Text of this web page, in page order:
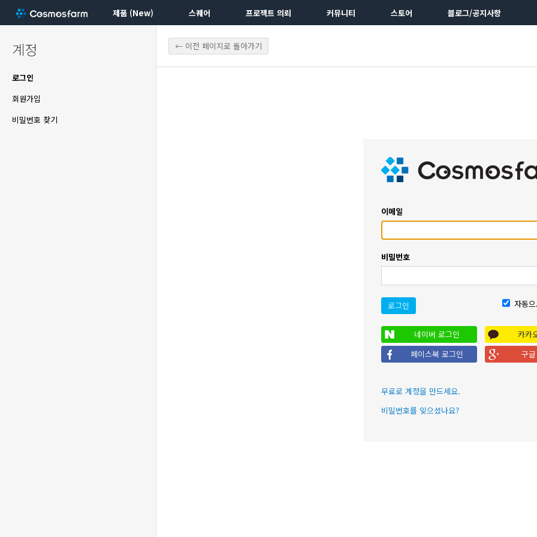
제품 (New) 스퀘어 프로젝트 의뢰 커뮤니티 스토어 블로그/공지사항
계정
로그인
회원가입
비밀번호 찾기
← 이전 페이지로 돌아가기
이메일
비밀번호
로그인 자동
네이버 로그인
카카
페이스북 로그인
구
무료로 계정을 만드세요.
비밀번호를 잊으셨나요?